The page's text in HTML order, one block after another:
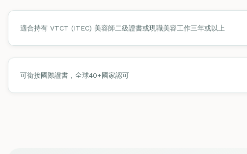
適合持有 VTCT (ITEC) 美容師二級證書或現職美容工作三年或以上
可銜接國際證書，全球40+國家認可